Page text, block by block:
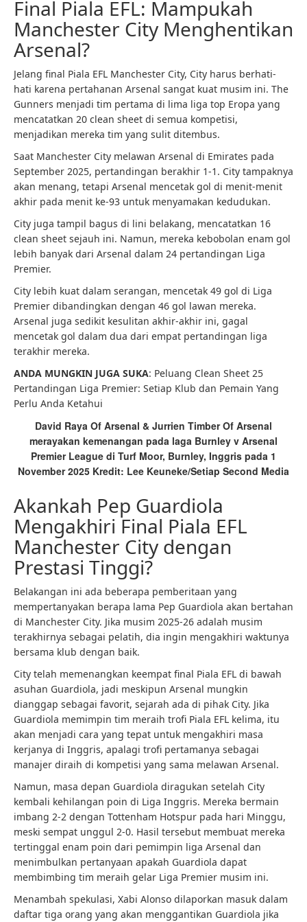
Final Piala EFL: Mampukah
Manchester City Menghentikan
Arsenal?
Jelang final Piala EFL Manchester City, City harus berhati-
hati karena pertahanan Arsenal sangat kuat musim ini. The
Gunners menjadi tim pertama di lima liga top Eropa yang
mencatatkan 20 clean sheet di semua kompetisi,
menjadikan mereka tim yang sulit ditembus.
Saat Manchester City melawan Arsenal di Emirates pada
September 2025, pertandingan berakhir 1-1. City tampaknya
akan menang, tetapi Arsenal mencetak gol di menit-menit
akhir pada menit ke-93 untuk menyamakan kedudukan.
City juga tampil bagus di lini belakang, mencatatkan 16
clean sheet sejauh ini. Namun, mereka kebobolan enam gol
lebih banyak dari Arsenal dalam 24 pertandingan Liga
Premier.
City lebih kuat dalam serangan, mencetak 49 gol di Liga
Premier dibandingkan dengan 46 gol lawan mereka.
Arsenal juga sedikit kesulitan akhir-akhir ini, gagal
mencetak gol dalam dua dari empat pertandingan liga
terakhir mereka.
ANDA MUNGKIN JUGA SUKA: Peluang Clean Sheet 25
Pertandingan Liga Premier: Setiap Klub dan Pemain Yang
Perlu Anda Ketahui
David Raya Of Arsenal & Jurrien Timber Of Arsenal
merayakan kemenangan pada laga Burnley v Arsenal
Premier League di Turf Moor, Burnley, Inggris pada 1
November 2025 Kredit: Lee Keuneke/Setiap Second Media
Akankah Pep Guardiola
Mengakhiri Final Piala EFL
Manchester City dengan
Prestasi Tinggi?
Belakangan ini ada beberapa pemberitaan yang
mempertanyakan berapa lama Pep Guardiola akan bertahan
di Manchester City. Jika musim 2025-26 adalah musim
terakhirnya sebagai pelatih, dia ingin mengakhiri waktunya
bersama klub dengan baik.
City telah memenangkan keempat final Piala EFL di bawah
asuhan Guardiola, jadi meskipun Arsenal mungkin
dianggap sebagai favorit, sejarah ada di pihak City. Jika
Guardiola memimpin tim meraih trofi Piala EFL kelima, itu
akan menjadi cara yang tepat untuk mengakhiri masa
kerjanya di Inggris, apalagi trofi pertamanya sebagai
manajer diraih di kompetisi yang sama melawan Arsenal.
Namun, masa depan Guardiola diragukan setelah City
kembali kehilangan poin di Liga Inggris. Mereka bermain
imbang 2-2 dengan Tottenham Hotspur pada hari Minggu,
meski sempat unggul 2-0. Hasil tersebut membuat mereka
tertinggal enam poin dari pemimpin liga Arsenal dan
menimbulkan pertanyaan apakah Guardiola dapat
membimbing tim meraih gelar Liga Premier musim ini.
Menambah spekulasi, Xabi Alonso dilaporkan masuk dalam
daftar tiga orang yang akan menggantikan Guardiola jika